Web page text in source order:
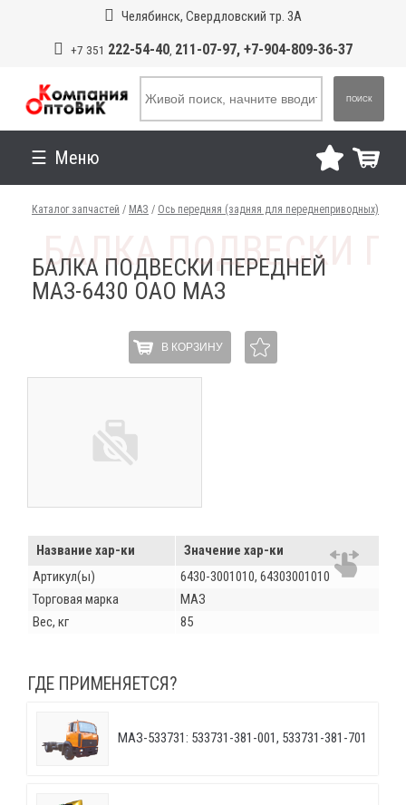
Челябинск, Свердловский тр. 3А
+7 351 222-54-40, 211-07-97, +7-904-809-36-37
ПОИСК
Меню
Каталог запчастей / МАЗ / Ось передняя (задняя для переднеприводных)
БАЛКА ПОДВЕСКИ ПЕРЕДНЕЙ
МАЗ-6430 ОАО МАЗ
В КОРЗИНУ
Название хар-ки
Значение хар-ки
Артикул(ы)
6430-3001010, 64303001010
Торговая марка
МАЗ
Вес, кг
85
ГДЕ ПРИМЕНЯЕТСЯ?
МАЗ-533731: 533731-381-001, 533731-381-701